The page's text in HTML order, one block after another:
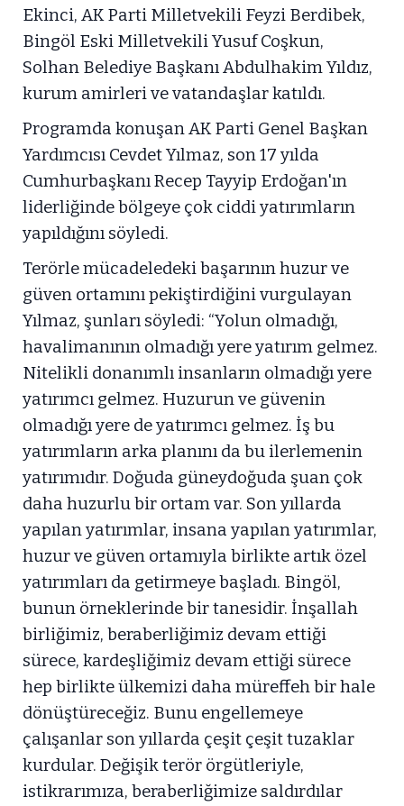
Ekinci, AK Parti Milletvekili Feyzi Berdibek,
Bingöl Eski Milletvekili Yusuf Coşkun,
Solhan Belediye Başkanı Abdulhakim Yıldız,
kurum amirleri ve vatandaşlar katıldı.
Programda konuşan AK Parti Genel Başkan
Yardımcısı Cevdet Yılmaz, son 17 yılda
Cumhurbaşkanı Recep Tayyip Erdoğan'ın
liderliğinde bölgeye çok ciddi yatırımların
yapıldığını söyledi.
Terörle mücadeledeki başarının huzur ve
güven ortamını pekiştirdiğini vurgulayan
Yılmaz, şunları söyledi: “Yolun olmadığı,
havalimanının olmadığı yere yatırım gelmez.
Nitelikli donanımlı insanların olmadığı yere
yatırımcı gelmez. Huzurun ve güvenin
olmadığı yere de yatırımcı gelmez. İş bu
yatırımların arka planını da bu ilerlemenin
yatırımıdır. Doğuda güneydoğuda şuan çok
daha huzurlu bir ortam var. Son yıllarda
yapılan yatırımlar, insana yapılan yatırımlar,
huzur ve güven ortamıyla birlikte artık özel
yatırımları da getirmeye başladı. Bingöl,
bunun örneklerinde bir tanesidir. İnşallah
birliğimiz, beraberliğimiz devam ettiği
sürece, kardeşliğimiz devam ettiği sürece
hep birlikte ülkemizi daha müreffeh bir hale
dönüştüreceğiz. Bunu engellemeye
çalışanlar son yıllarda çeşit çeşit tuzaklar
kurdular. Değişik terör örgütleriyle,
istikrarımıza, beraberliğimize saldırdılar